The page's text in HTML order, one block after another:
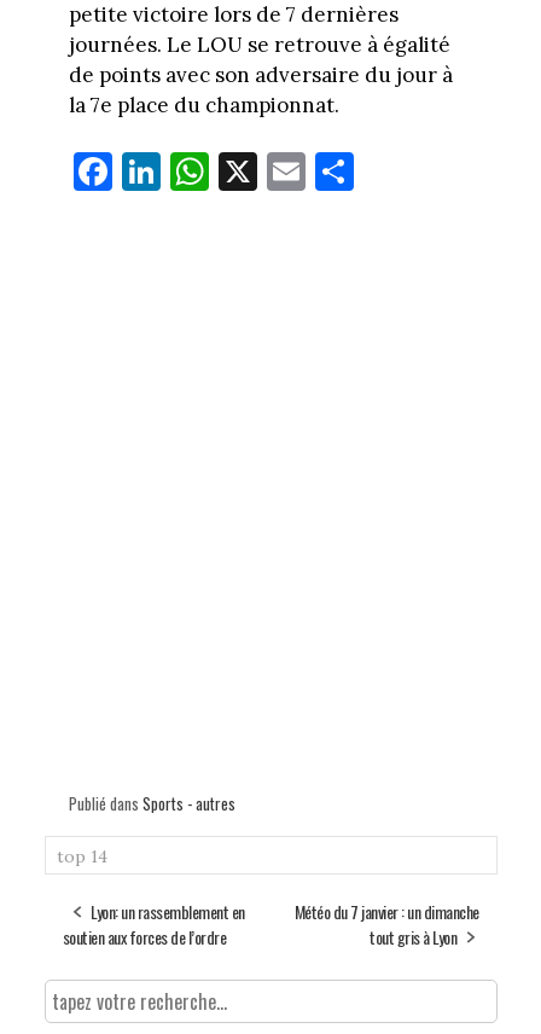
petite victoire lors de 7 dernières
journées. Le LOU se retrouve à égalité
de points avec son adversaire du jour à
la 7e place du championnat.
Fa
ce
Li
nk
W
ha
X E
m
Pa
Publié dans Sports - autres
top 14
Lyon: un rassemblement en
soutien aux forces de l’ordre
Météo du 7 janvier : un dimanche
tout gris à Lyon